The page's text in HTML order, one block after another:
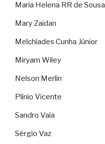
Maria Helena RR de Sousa
Mary Zaidan
Melchíades Cunha Júnior
Miryam Wiley
Nelson Merlin
Plínio Vicente
Sandro Vaia
Sérgio Vaz